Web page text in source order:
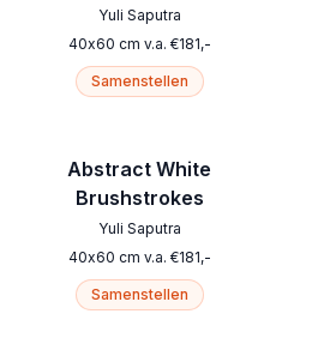
Yuli Saputra
40x60 cm v.a. €181,-
Samenstellen
Abstract White
Brushstrokes
Yuli Saputra
40x60 cm v.a. €181,-
Samenstellen